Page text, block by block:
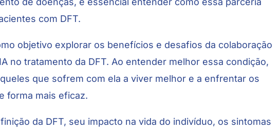
com DFT.
objetivo explorar os benefícios e desafios da colaboração
no tratamento da DFT. Ao entender melhor essa condição,
que sofrem com ela a viver melhor e a enfrentar os
forma mais eficaz.
da DFT, seu impacto na vida do indivíduo, os sintomas